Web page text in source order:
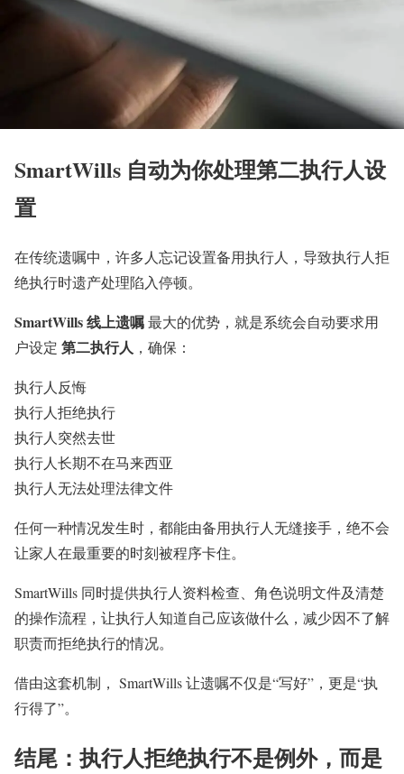
SmartWills 自动为你处理第二执行人设
置
在传统遗嘱中，许多人忘记设置备用执行人，导致执行人拒
绝执行时遗产处理陷入停顿。
SmartWills 线上遗嘱最大的优势，就是系统会自动要求用
户设定 第二执行人 ，确保：
执行人反悔
执行人拒绝执行
执行人突然去世
执行人长期不在马来西亚
执行人无法处理法律文件
任何一种情况发生时，都能由备用执行人无缝接手，绝不会
让家人在最重要的时刻被程序卡住。
SmartWills 同时提供执行人资料检查、角色说明文件及清楚
的操作流程，让执行人知道自己应该做什么，减少因不了解
职责而拒绝执行的情况。
借由这套机制， SmartWills 让遗嘱不仅是“写好”，更是“执
行得了”。
结尾：执行人拒绝执行不是例外，而是